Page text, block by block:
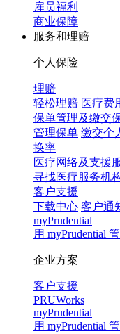
雇员福利
商业保障
服务和理赔
个人保险
理赔
轻松理赔 医疗费
保单管理及缴交
管理保单 缴交个
换率
医疗网络及支援
寻找医疗服务机
客户支援
下载中心 客户通
myPrudential
用 myPrudential
企业方案
客户支援
PRUWorks
myPrudential
用 myPrudential